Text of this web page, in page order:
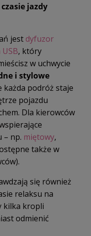
jazdy
jest dyfuzor
, który
w uchwycie
i stylowe
każda podróż staje
pojazdu
Dla kierowców
– np. miętowy,
także w
się również
relaksu na
kilka kropli
odmienić